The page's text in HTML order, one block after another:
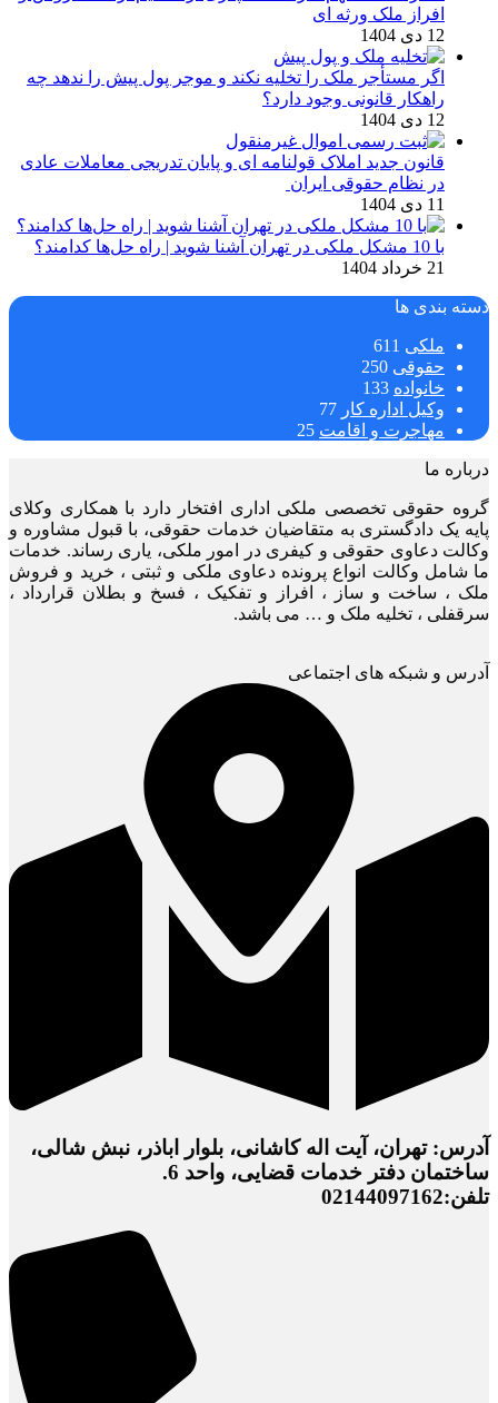
افراز ملک ورثه ای
12 دی 1404
اگر مستأجر ملک را تخلیه نکند و موجر پول پیش را ندهد چه
راهکار قانونی وجود دارد؟
12 دی 1404
قانون جدید املاک قولنامه ای و پایان تدریجی معاملات عادی
در نظام حقوقی ایران
11 دی 1404
با 10 مشکل ملکی در تهران آشنا شوید | راه حل‌ها کدامند؟
21 خرداد 1404
دسته بندی ها
ملکی 611
حقوقی 250
خانواده 133
وکیل اداره کار 77
مهاجرت و اقامت 25
درباره ما
گروه حقوقی تخصصی ملکی اداری افتخار دارد با همکاری وکلای
پایه یک دادگستری به متقاضیان خدمات حقوقی، با قبول مشاوره و
وکالت دعاوی حقوقی و کیفری در امور ملکی، یاری رساند. خدمات
ما شامل وکالت انواع پرونده دعاوی ملکی و ثبتی ، خرید و فروش
ملک ، ساخت و ساز ، افراز و تفکیک ، فسخ و بطلان قرارداد ،
سرقفلی ، تخلیه ملک و … می باشد.
آدرس و شبکه های اجتماعی
آدرس: تهران، آیت اله کاشانی، بلوار اباذر، نبش شالی،
ساختمان دفتر خدمات قضایی، واحد 6.
تلفن:02144097162